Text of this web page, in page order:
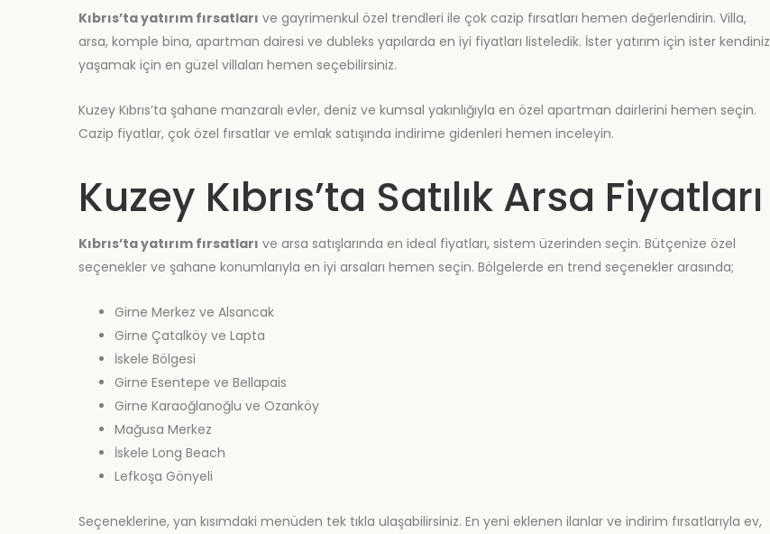
Kıbrıs’ta yatırım fırsatları ve gayrimenkul özel trendleri ile çok cazip fırsatları hemen değerlendirin. Villa,
arsa, komple bina, apartman dairesi ve dubleks yapılarda en iyi fiyatları listeledik. İster yatırım için ister kendiniz
yaşamak için en güzel villaları hemen seçebilirsiniz.
Kuzey Kıbrıs’ta şahane manzaralı evler, deniz ve kumsal yakınlığıyla en özel apartman dairlerini hemen seçin.
Cazip fiyatlar, çok özel fırsatlar ve emlak satışında indirime gidenleri hemen inceleyin.
Kuzey Kıbrıs’ta Satılık Arsa Fiyatları
Kıbrıs’ta yatırım fırsatları ve arsa satışlarında en ideal fiyatları, sistem üzerinden seçin. Bütçenize özel
seçenekler ve şahane konumlarıyla en iyi arsaları hemen seçin. Bölgelerde en trend seçenekler arasında;
Girne Merkez ve Alsancak
Girne Çatalköy ve Lapta
İskele Bölgesi
Girne Esentepe ve Bellapais
Girne Karaoğlanoğlu ve Ozanköy
Mağusa Merkez
İskele Long Beach
Lefkoşa Gönyeli
Seçeneklerine, yan kısımdaki menüden tek tıkla ulaşabilirsiniz. En yeni eklenen ilanlar ve indirim fırsatlarıyla ev,